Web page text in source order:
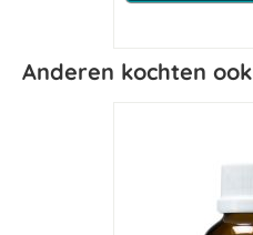
Anderen kochten ook